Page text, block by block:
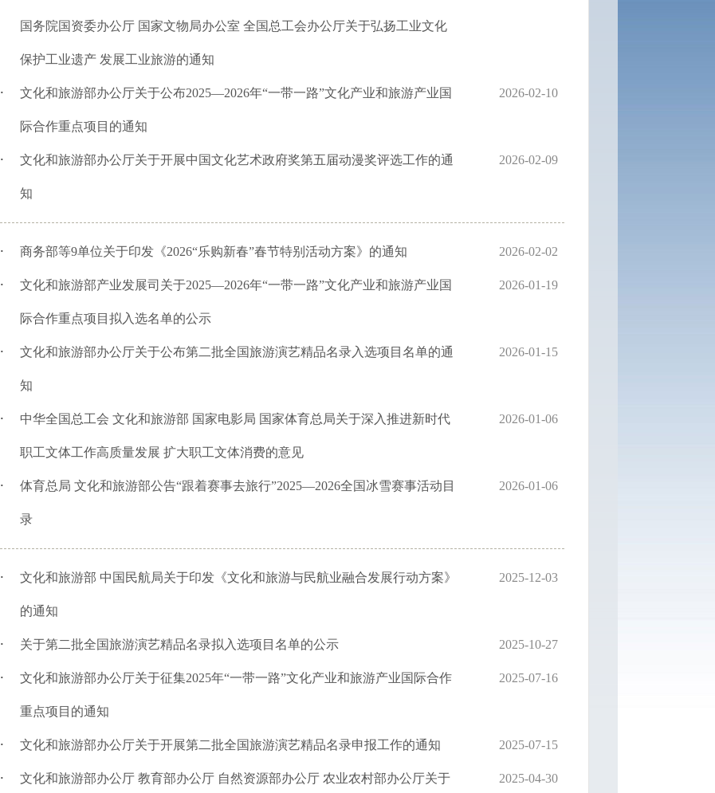
国务院国资委办公厅 国家文物局办公室 全国总工会办公厅关于弘扬工业文化
保护工业遗产 发展工业旅游的通知
· 文化和旅游部办公厅关于公布2025—2026年“一带一路”文化产业和旅游产业国
际合作重点项目的通知
2026-02-10
· 文化和旅游部办公厅关于开展中国文化艺术政府奖第五届动漫奖评选工作的通
知
2026-02-09
· 商务部等9单位关于印发《2026“乐购新春”春节特别活动方案》的通知 2026-02-02
· 文化和旅游部产业发展司关于2025—2026年“一带一路”文化产业和旅游产业国
际合作重点项目拟入选名单的公示
2026-01-19
· 文化和旅游部办公厅关于公布第二批全国旅游演艺精品名录入选项目名单的通
知
2026-01-15
· 中华全国总工会 文化和旅游部 国家电影局 国家体育总局关于深入推进新时代
职工文体工作高质量发展 扩大职工文体消费的意见
2026-01-06
· 体育总局 文化和旅游部公告“跟着赛事去旅行”2025—2026全国冰雪赛事活动目
录
2026-01-06
· 文化和旅游部 中国民航局关于印发《文化和旅游与民航业融合发展行动方案》
的通知
2025-12-03
· 关于第二批全国旅游演艺精品名录拟入选项目名单的公示 2025-10-27
· 文化和旅游部办公厅关于征集2025年“一带一路”文化产业和旅游产业国际合作
重点项目的通知
2025-07-16
· 文化和旅游部办公厅关于开展第二批全国旅游演艺精品名录申报工作的通知 2025-07-15
· 文化和旅游部办公厅 教育部办公厅 自然资源部办公厅 农业农村部办公厅关于 2025-04-30